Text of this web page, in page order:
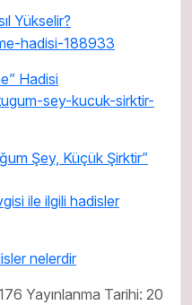
Yükselir?
Hadisi
Şey, Küçük Şirktir”
nelerdir
Yayınlanma Tarihi: 20